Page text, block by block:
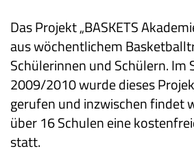
Das Projekt „BASKETS
aus wöchentlichem
Schülerinnen und Schülern. Im
2009/2010 wurde dieses
gerufen und inzwischen findet
über 16 Schulen eine
statt.